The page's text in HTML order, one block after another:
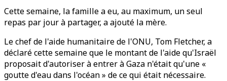
Cette semaine, la famille a eu, au maximum, un seul
repas par jour à partager, a ajouté la mère.
Le chef de l'aide humanitaire de l'ONU, Tom Fletcher, a
déclaré cette semaine que le montant de l'aide qu'Israël
proposait d'autoriser à entrer à Gaza n'était qu'une «
goutte d'eau dans l'océan » de ce qui était nécessaire.